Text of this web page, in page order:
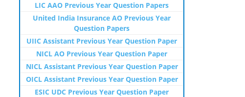
LIC AAO Previous Year Question Papers
United India Insurance AO Previous Year
Question Papers
UIIC Assistant Previous Year Question Paper
NICL AO Previous Year Question Paper
NICL Assistant Previous Year Question Paper
OICL Assistant Previous Year Question Paper
ESIC UDC Previous Year Question Paper